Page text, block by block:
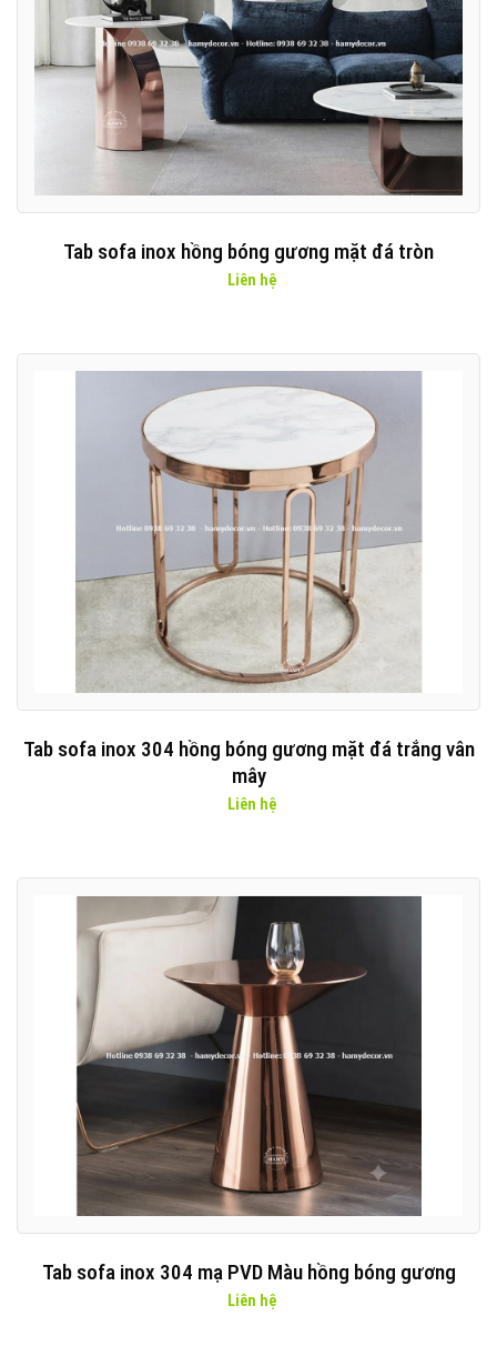
Tab sofa inox hồng bóng gương mặt đá tròn
Liên hệ
Tab sofa inox 304 hồng bóng gương mặt đá trắng vân
mây
Liên hệ
Tab sofa inox 304 mạ PVD Màu hồng bóng gương
Liên hệ